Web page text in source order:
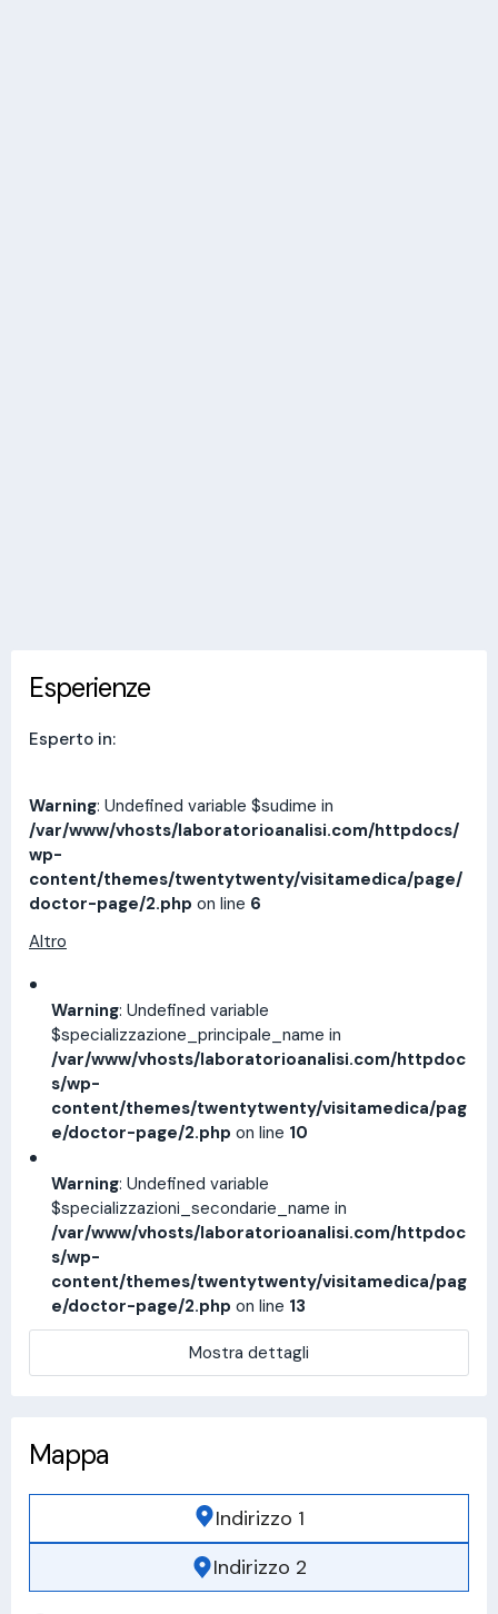
Esperienze
Esperto in:
Warning: Undefined variable $sudime in
/var/www/vhosts/laboratorioanalisi.com/httpdocs/
wp-
content/themes/twentytwenty/visitamedica/page/
doctor-page/2.php on line 6
Altro
Warning: Undefined variable
$specializzazione_principale_name in
/var/www/vhosts/laboratorioanalisi.com/httpdoc
s/wp-
content/themes/twentytwenty/visitamedica/pag
e/doctor-page/2.php on line 10
Warning: Undefined variable
$specializzazioni_secondarie_name in
/var/www/vhosts/laboratorioanalisi.com/httpdoc
s/wp-
content/themes/twentytwenty/visitamedica/pag
e/doctor-page/2.php on line 13
Mostra dettagli
Mappa
Indirizzo 1
Indirizzo 2